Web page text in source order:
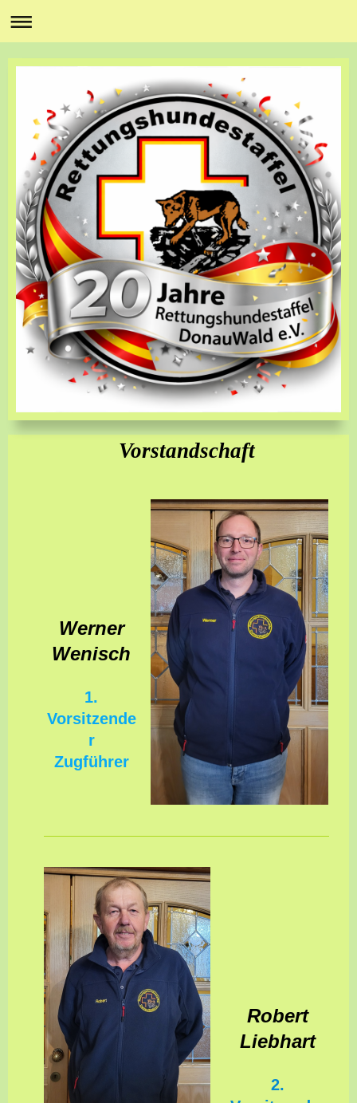
Vorstandschaft
Werner
Wenisch
1.
Vorsitzende
r
Zugführer
Robert
Liebhart
2.